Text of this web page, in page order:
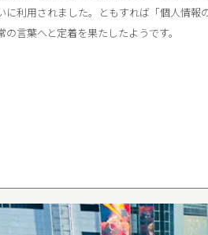
に利用されました。ともすれば「個人情
言葉へと定着を果たしたようです。